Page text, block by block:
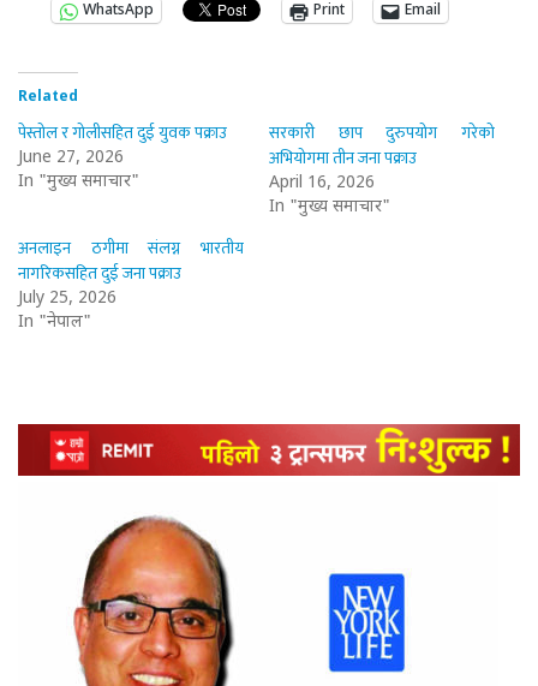
WhatsApp
Print Email
Related
पेस्तोल र गोलीसहित दुई युवक पक्राउ
June 27, 2026
In "मुख्य समाचार"
सरकारी छाप दुरुपयोग गरेको
अभियोगमा तीन जना पक्राउ
April 16, 2026
In "मुख्य समाचार"
अनलाइन ठगीमा संलग्न भारतीय
नागरिकसहित दुई जना पक्राउ
July 25, 2026
In "नेपाल"